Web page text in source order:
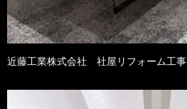
近藤工業株式会社 社屋リフォーム工事